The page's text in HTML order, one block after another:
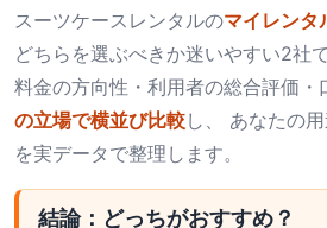
スーツケース レンタルのマイレンタ
どちらを選ぶべきか迷いやすい2社
料金の方向性・利用者の総合評価・
の立場で横並び比較し、 あなたの
を実データで整理します。
結論：どっちがおすすめ？